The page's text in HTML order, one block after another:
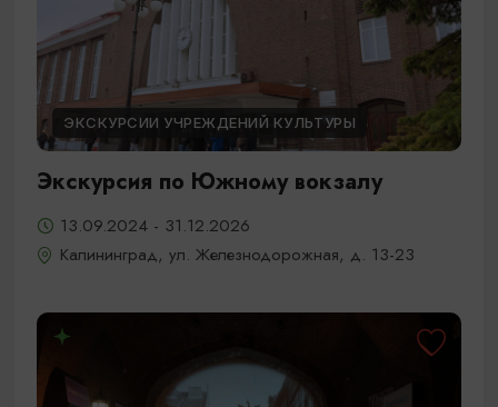
ЭКСКУРСИИ УЧРЕЖДЕНИЙ КУЛЬТУРЫ
Экскурсия по Южному вокзалу
13.09.2024 - 31.12.2026
Калининград, ул. Железнодорожная, д. 13-23